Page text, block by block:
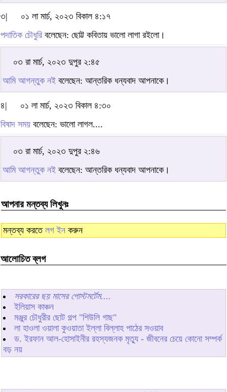
৩|
০১ লা মার্চ, ২০২৩ বিকাল ৪:১৭
পদাতিক চৌধুরি বলেছেন: ছোট্ট কবিতায় ভালো লাগা রইলো।
০৩ রা মার্চ, ২০২৩ দুপুর ২:৪৫
আমি আগন্তুক নই বলেছেন: আন্তরিক ধন্যবাদ আপনাকে।
৪|
০১ লা মার্চ, ২০২৩ বিকাল ৪:৩০
বিষাদ সময় বলেছেন: ভালো লাগল....
০৩ রা মার্চ, ২০২৩ দুপুর ২:৪৬
আমি আগন্তুক নই বলেছেন: আন্তরিক ধন্যবাদ আপনাকে।
আপনার মন্তব্য লিখুনঃ
মন্তব্য করতে লগ ইন করুন
আলোচিত ব্লগ
সরকারের ছয় মাসের পোস্টমর্টেম....
ইলিয়াস কাঞ্চন
মঞ্জুর চৌধুরীর ছোট গল্প "শিউলি গাছ"
লা হাওলা ওয়ালা কুওয়াতা ইল্লা বিল্লাহ পাঠের সওয়াব
ড. ইরফান আল-হোসাইনীর রহস্যজনক মৃত্যু - জীবনের চেয়ে কোনো সম্পর্ক
বড় নয়